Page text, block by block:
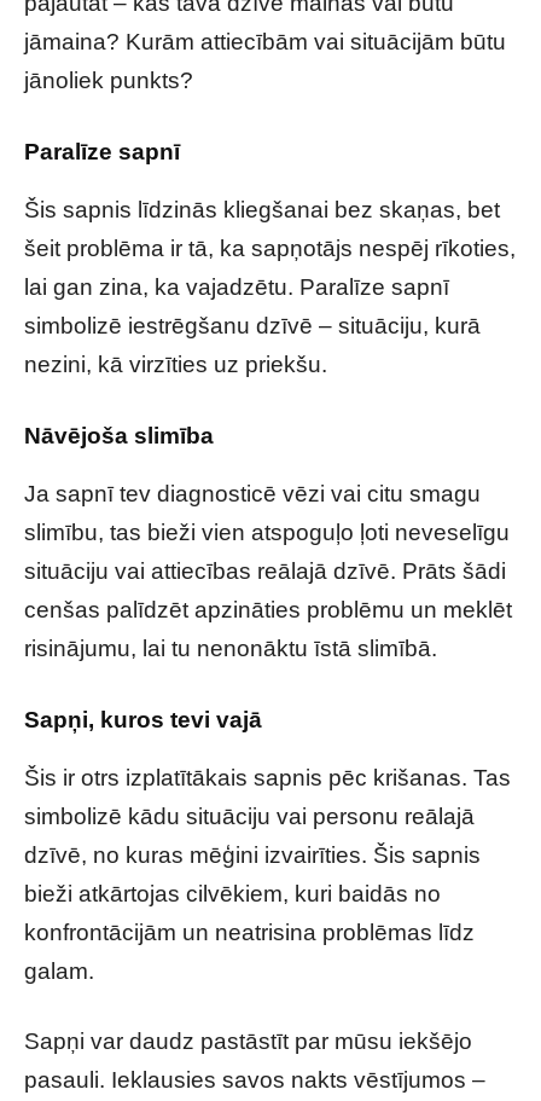
jāmaina? Kurām attiecībām vai situācijām būtu
jānoliek punkts?
Paralīze sapnī
Šis sapnis līdzinās kliegšanai bez skaņas, bet
šeit problēma ir tā, ka sapņotājs nespēj rīkoties,
lai gan zina, ka vajadzētu. Paralīze sapnī
simbolizē iestrēgšanu dzīvē – situāciju, kurā
nezini, kā virzīties uz priekšu.
Nāvējoša slimība
Ja sapnī tev diagnosticē vēzi vai citu smagu
slimību, tas bieži vien atspoguļo ļoti neveselīgu
situāciju vai attiecības reālajā dzīvē. Prāts šādi
cenšas palīdzēt apzināties problēmu un meklēt
risinājumu, lai tu nenonāktu īstā slimībā.
Sapņi, kuros tevi vajā
Šis ir otrs izplatītākais sapnis pēc krišanas. Tas
simbolizē kādu situāciju vai personu reālajā
dzīvē, no kuras mēģini izvairīties. Šis sapnis
bieži atkārtojas cilvēkiem, kuri baidās no
konfrontācijām un neatrisina problēmas līdz
galam.
Sapņi var daudz pastāstīt par mūsu iekšējo
pasauli. Ieklausies savos nakts vēstījumos –